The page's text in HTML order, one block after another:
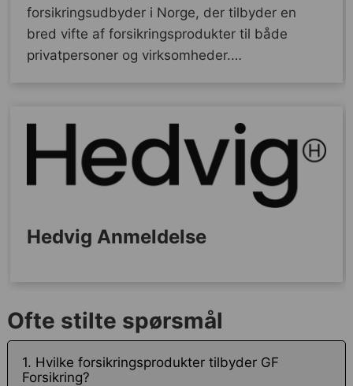
forsikringsudbyder i Norge, der tilbyder en
bred vifte af forsikringsprodukter til både
privatpersoner og virksomheder.…
Hedvig Anmeldelse
Ofte stilte spørsmål
1. Hvilke forsikringsprodukter tilbyder GF
Forsikring?